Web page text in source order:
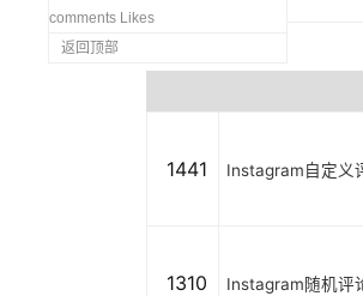
1441 Instagram自定义
1310 Instagram随机评
comments Likes
返回顶部